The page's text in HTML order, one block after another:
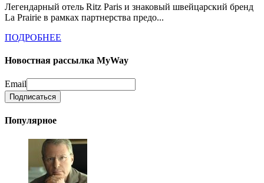
Легендарный отель Ritz Paris и знаковый швейцарский бренд
La Prairie в рамках партнерства предо...
ПОДРОБНЕЕ
Новостная рассылка MyWay
Email
Популярное